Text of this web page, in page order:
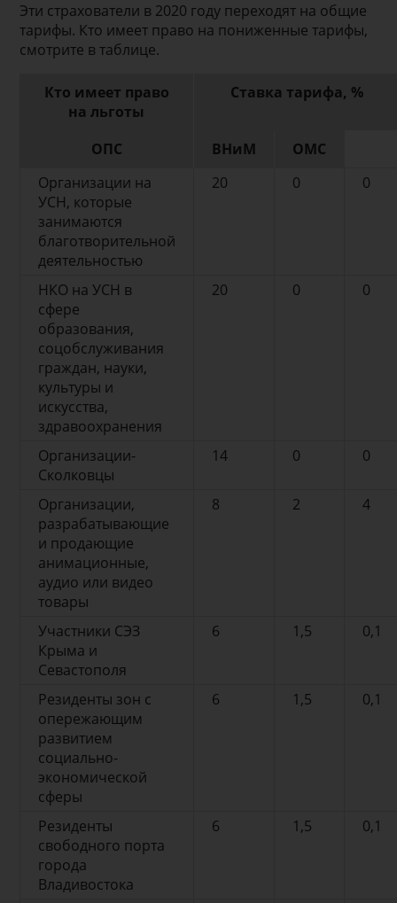
Эти страхователи в 2020 году переходят на общие
тарифы. Кто имеет право на пониженные тарифы,
смотрите в таблице.
Кто имеет право
на льготы
Ставка тарифа, %
ОПС ВНиМ
ОМС
Организации на
УСН, которые
занимаются
благотворительной
деятельностью
20 0 0
НКО на УСН в
сфере
образования,
соцобслуживания
граждан, науки,
культуры и
искусства,
здравоохранения
20 0 0
Организации-
Сколковцы
14 0 0
Организации,
разрабатывающие
и продающие
анимационные,
аудио или видео
товары
8 2 4
Участники СЭЗ
Крыма и
Севастополя
6 1,5 0,1
Резиденты зон с
опережающим
развитием
социально-
экономической
сферы
6 1,5 0,1
Резиденты
свободного порта
города
Владивостока
6 1,5 0,1